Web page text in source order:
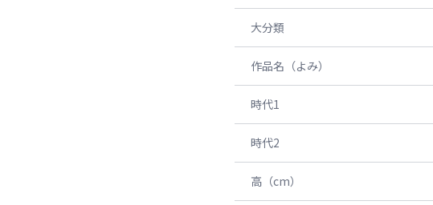
大分類
作品名（よみ）
時代1
時代2
高（cm）